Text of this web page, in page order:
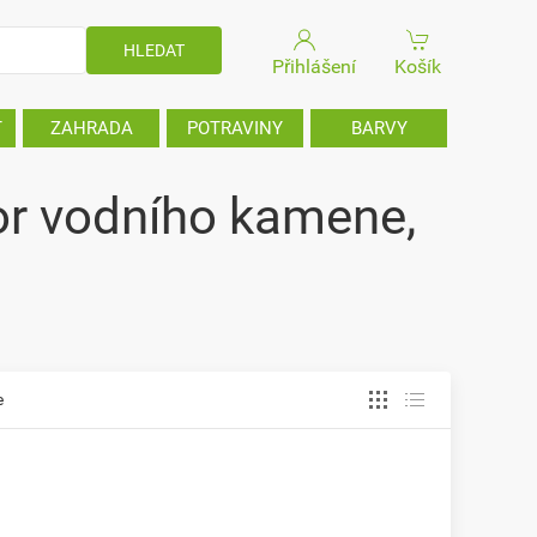
Přihlášení Košík
ZAHRADA POTRAVINY BARVY
vodního kamene,